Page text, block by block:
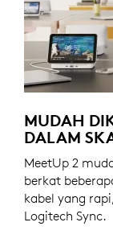
MUDAH
DALAM
MeetUp 2
berkat
kabel yang
Logitech Sync.